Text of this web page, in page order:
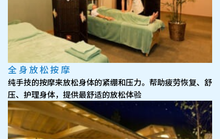
全身放松按摩
纯手技的按摩来放松身体的紧绷和压力。帮助疲劳恢复、舒
压、护理身体，提供最舒适的放松体验